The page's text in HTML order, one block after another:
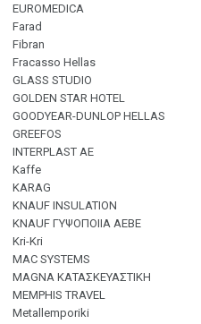
EUROMEDICA
Farad
Fibran
Fracasso Hellas
GLASS STUDIO
GOLDEN STAR HOTEL
GOODYEAR-DUNLOP HELLAS
GREEFOS
INTERPLAST ΑΕ
Kaffe
KARAG
KNAUF INSULATION
KNAUF ΓΥΨΟΠΟΙΙΑ ΑΕΒΕ
Kri-Kri
MAC SYSTEMS
MAGNA ΚΑΤΑΣΚΕΥΑΣΤΙΚΗ
MEMPHIS TRAVEL
Metallemporiki